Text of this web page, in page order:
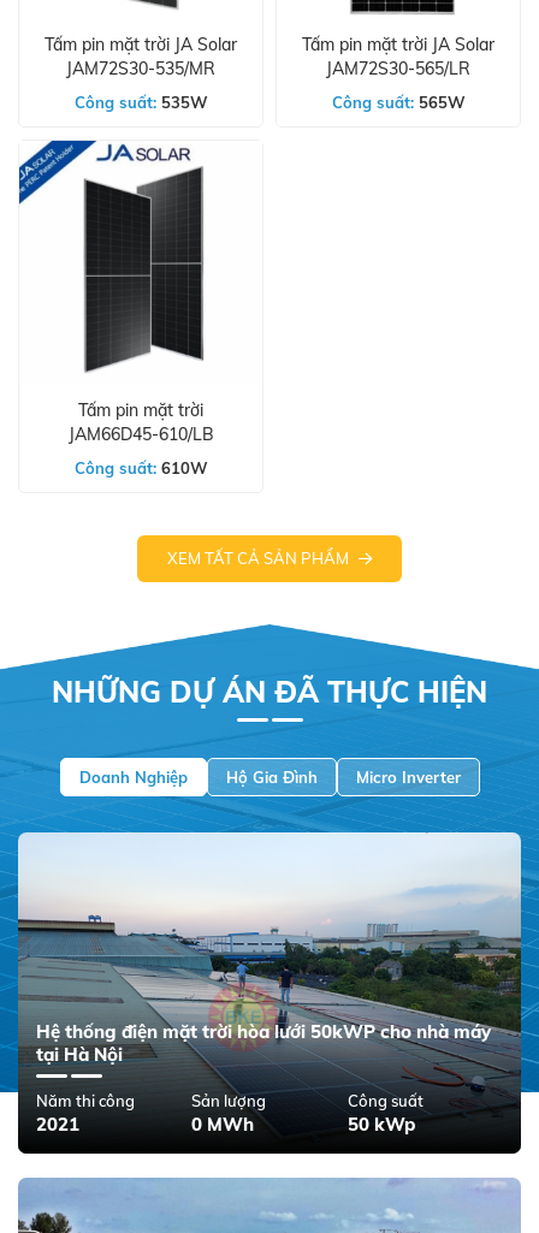
Tấm pin mặt trời JA Solar
JAM72S30-535/MR
Công suất: 535W
Tấm pin mặt trời JA Solar
JAM72S30-565/LR
Công suất: 565W
Tấm pin mặt trời
JAM66D45-610/LB
Công suất: 610W
XEM TẤT CẢ SẢN PHẨM
NHỮNG DỰ ÁN ĐÃ THỰC HIỆN
Doanh Nghiệp Hộ Gia Đình Micro Inverter
Hệ thống điện mặt trời hòa lưới 50kWP cho nhà máy
tại Hà Nội
Năm thi công
2021
Sản lượng
0 MWh
Công suất
50 kWp